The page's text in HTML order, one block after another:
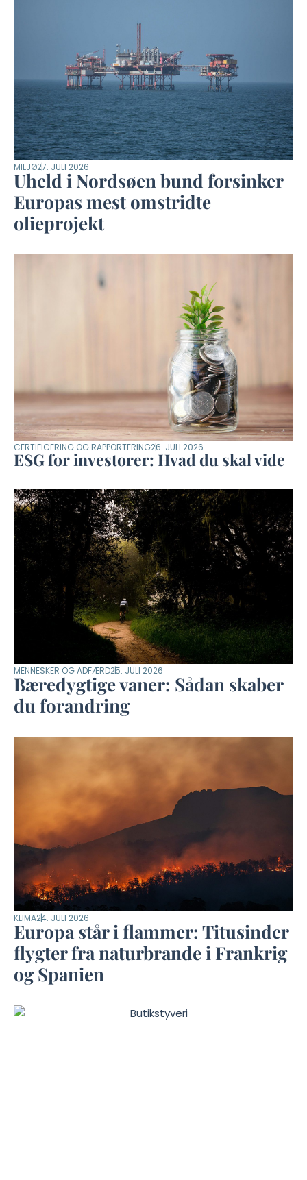
MILJØ27. JULI 2026
Uheld i Nordsøen bund forsinker
Europas mest omstridte
olieprojekt
CERTIFICERING OG RAPPORTERING26. JULI 2026
ESG for investorer: Hvad du skal vide
MENNESKER OG ADFÆRD25. JULI 2026
Bæredygtige vaner: Sådan skaber
du forandring
KLIMA24. JULI 2026
Europa står i flammer: Titusinder
flygter fra naturbrande i Frankrig
og Spanien